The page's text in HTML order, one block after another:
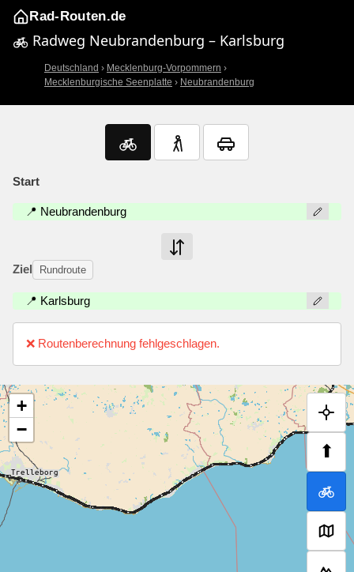
Rad-Routen.de
Radweg Neubrandenburg – Karlsburg
Deutschland › Mecklenburg-Vorpommern ›
Mecklenburgische Seenplatte › Neubrandenburg
Start
📍 Neubrandenburg
Ziel Rundroute
📍 Karlsburg
❌ Routenberechnung fehlgeschlagen.
⬆
+
−